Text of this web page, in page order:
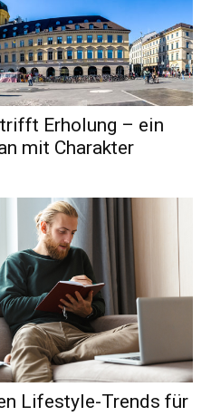
Erholung – ein
mit Charakter
Lifestyle-Trends für